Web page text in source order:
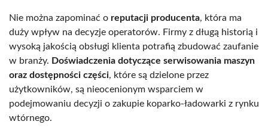
Nie można zapominać o reputacji producenta, która ma
duży wpływ na decyzje operatorów. Firmy z długą historią i
wysoką jakością obsługi klienta potrafią zbudować zaufanie
w branży. Doświadczenia dotyczące serwisowania maszyn
oraz dostępności części, które są dzielone przez
użytkowników, są nieocenionym wsparciem w
podejmowaniu decyzji o zakupie koparko-ładowarki z rynku
wtórnego.